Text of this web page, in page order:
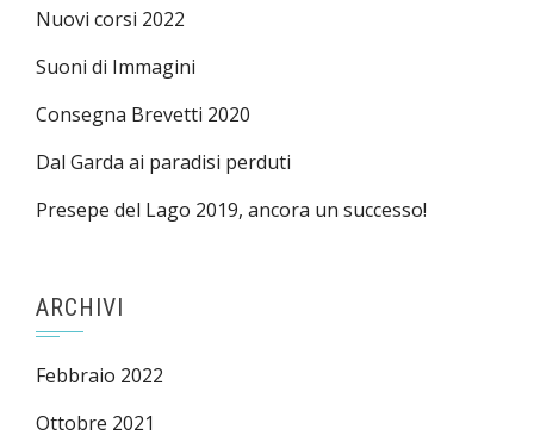
Nuovi corsi 2022
Suoni di Immagini
Consegna Brevetti 2020
Dal Garda ai paradisi perduti
Presepe del Lago 2019, ancora un successo!
ARCHIVI
Febbraio 2022
Ottobre 2021